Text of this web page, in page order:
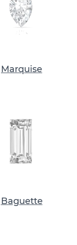
Marquise
Baguette